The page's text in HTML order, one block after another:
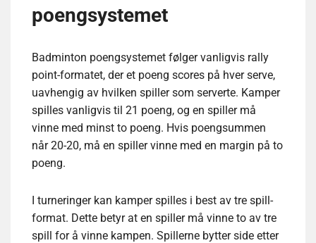
poengsystemet
Badminton poengsystemet følger vanligvis rally
point-formatet, der et poeng scores på hver serve,
uavhengig av hvilken spiller som serverte. Kamper
spilles vanligvis til 21 poeng, og en spiller må
vinne med minst to poeng. Hvis poengsummen
når 20-20, må en spiller vinne med en margin på to
poeng.
I turneringer kan kamper spilles i best av tre spill-
format. Dette betyr at en spiller må vinne to av tre
spill for å vinne kampen. Spillerne bytter side etter